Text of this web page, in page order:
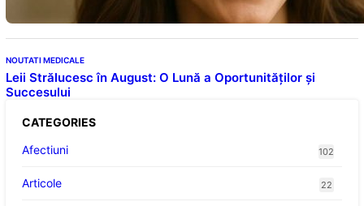
NOUTATI MEDICALE
Leii Strălucesc în August: O Lună a Oportunităților și
Succesului
CATEGORIES
Afectiuni
102
Articole 22